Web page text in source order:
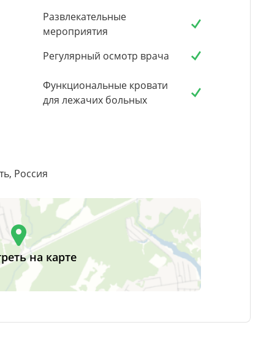
Развлекательные
мероприятия
Регулярный осмотр врача
Функциональные кровати
для лежачих больных
Россия
на карте